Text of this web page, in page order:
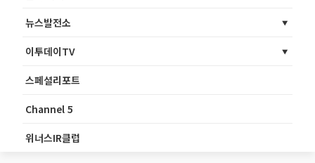
뉴스발전소
이투데이TV
스페셜리포트
Channel 5
위너스IR클럽